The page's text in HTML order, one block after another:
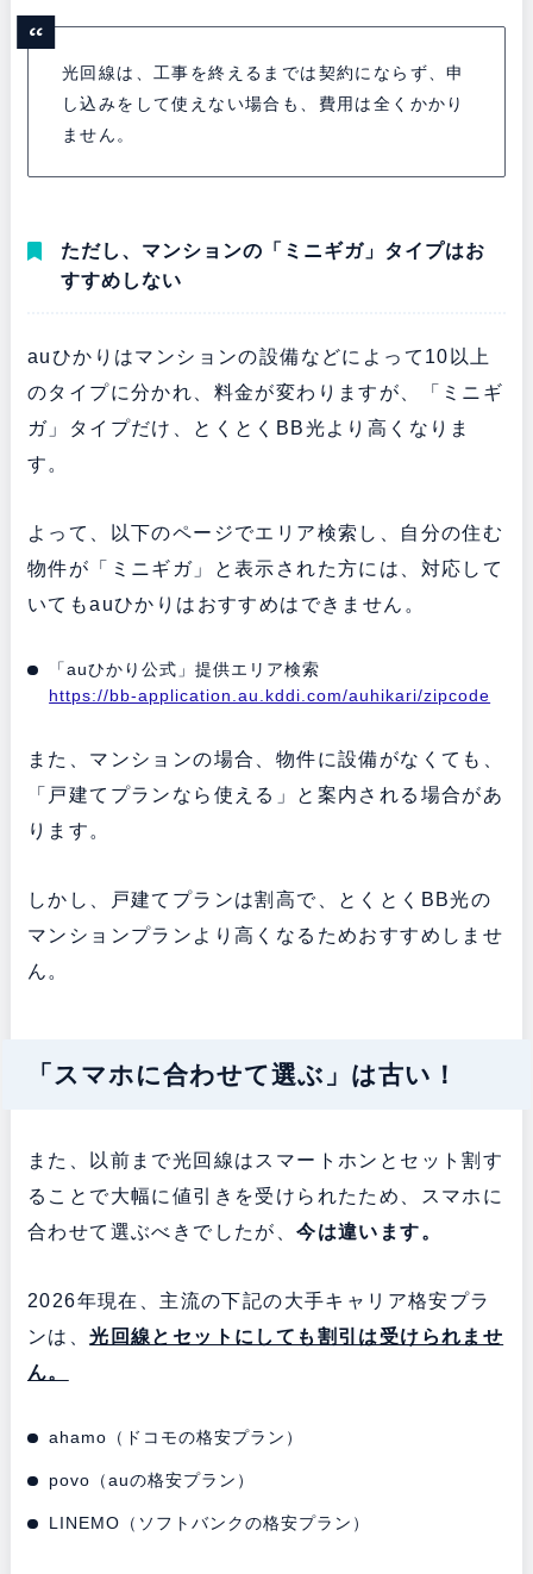
光回線は、工事を終えるまでは契約にならず、申
し込みをして使えない場合も、費用は全くかかり
ません。
ただし、マンションの「ミニギガ」タイプはお
すすめしない
auひかりはマンションの設備などによって10以上
のタイプに分かれ、料金が変わりますが、「ミニギ
ガ」タイプだけ、とくとくBB光より高くなりま
す。
よって、以下のページでエリア検索し、自分の住む
物件が「ミニギガ」と表示された方には、対応して
いてもauひかりはおすすめはできません。
「auひかり公式」提供エリア検索
https://bb-application.au.kddi.com/auhikari/zipcode
また、マンションの場合、物件に設備がなくても、
「戸建てプランなら使える」と案内される場合があ
ります。
しかし、戸建てプランは割高で、とくとくBB光の
マンションプランより高くなるためおすすめしませ
ん。
「スマホに合わせて選ぶ」は古い！
また、以前まで光回線はスマートホンとセット割す
ることで大幅に値引きを受けられたため、スマホに
合わせて選ぶべきでしたが、今は違います。
2026年現在、主流の下記の大手キャリア格安プラ
ンは、光回線とセットにしても割引は受けられませ
ん。
ahamo（ドコモの格安プラン）
povo（auの格安プラン）
LINEMO（ソフトバンクの格安プラン）